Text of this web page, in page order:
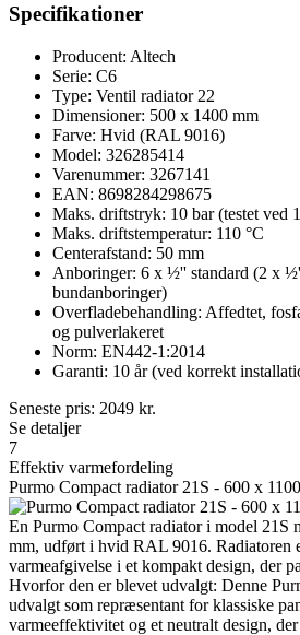
Specifikationer
Producent: Altech
Serie: C6
Type: Ventil radiator 22
Dimensioner: 500 x 1400 mm
Farve: Hvid (RAL 9016)
Model: 326285414
Varenummer: 3267141
EAN: 8698284298675
Maks. driftstryk: 10 bar (testet ved
Maks. driftstemperatur: 110 °C
Centerafstand: 50 mm
Anboringer: 6 x ½'' standard (2 x
bundanboringer)
Overfladebehandling: Affedtet,
og pulverlakeret
Norm: EN442-1:2014
Garanti: 10 år (ved korrekt
Seneste pris: 2049 kr.
Se detaljer
7
Effektiv varmefordeling
Purmo Compact radiator 21S - 600 x
En Purmo Compact radiator i model 21S
mm, udført i hvid RAL 9016. Radiatoren
varmeafgivelse i et kompakt design, der
Hvorfor den er blevet udvalgt: Denne
udvalgt som repræsentant for klassiske
varmeeffektivitet og et neutralt design,